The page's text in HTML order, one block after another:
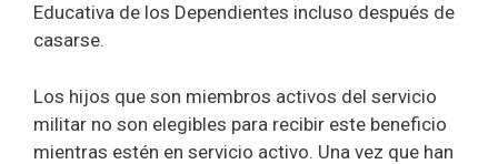
Educativa de los Dependientes incluso después de
casarse.
Los hijos que son miembros activos del servicio
militar no son elegibles para recibir este beneficio
mientras estén en servicio activo. Una vez que han